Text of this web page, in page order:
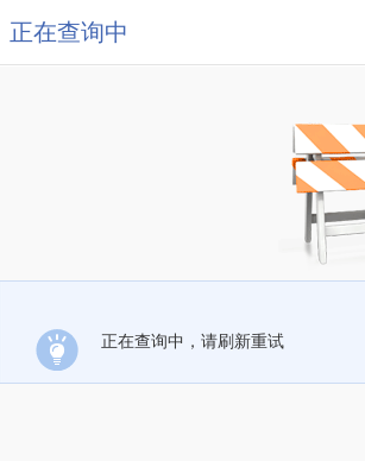
正在查询中
正在查询中，请刷新重试